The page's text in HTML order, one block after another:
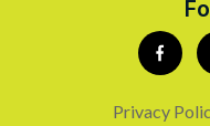
Privacy